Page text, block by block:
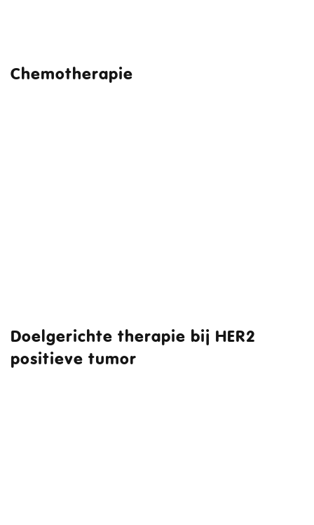
Chemotherapie
Doelgerichte therapie bij HER2
positieve tumor